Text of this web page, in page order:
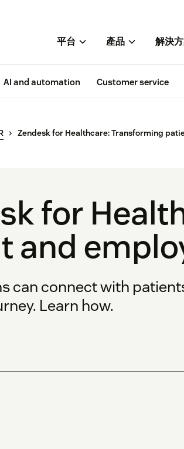
平台 產品 解決
AI and automation Customer service
Zendesk for Healthcare: Transforming
for
and
can connect with
Learn how.